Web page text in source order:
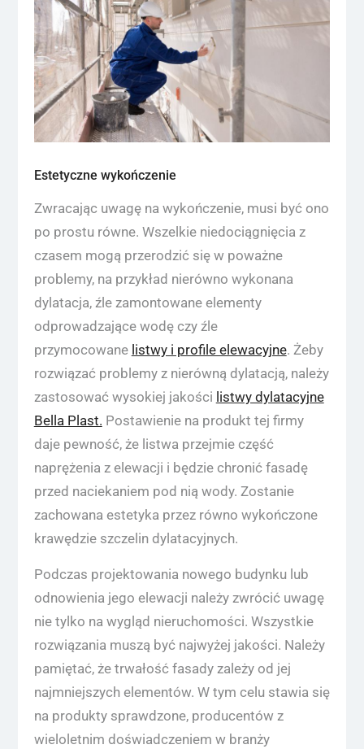
Estetyczne wykończenie
Zwracając uwagę na wykończenie, musi być ono
po prostu równe. Wszelkie niedociągnięcia z
czasem mogą przerodzić się w poważne
problemy, na przykład nierówno wykonana
dylatacja, źle zamontowane elementy
odprowadzające wodę czy źle
przymocowane listwy i profile elewacyjne. Żeby
rozwiązać problemy z nierówną dylatacją, należy
zastosować wysokiej jakości listwy dylatacyjne
Bella Plast. Postawienie na produkt tej firmy
daje pewność, że listwa przejmie część
naprężenia z elewacji i będzie chronić fasadę
przed naciekaniem pod nią wody. Zostanie
zachowana estetyka przez równo wykończone
krawędzie szczelin dylatacyjnych.
Podczas projektowania nowego budynku lub
odnowienia jego elewacji należy zwrócić uwagę
nie tylko na wygląd nieruchomości. Wszystkie
rozwiązania muszą być najwyżej jakości. Należy
pamiętać, że trwałość fasady zależy od jej
najmniejszych elementów. W tym celu stawia się
na produkty sprawdzone, producentów z
wieloletnim doświadczeniem w branży